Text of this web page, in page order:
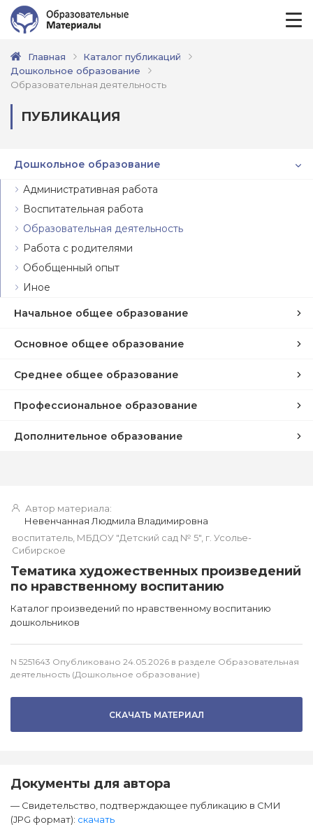
Главная
Каталог публикаций
Дошкольное образование
Образовательная деятельность
ПУБЛИКАЦИЯ
Дошкольное образование
Административная работа
Воспитательная работа
Образовательная деятельность
Работа с родителями
Обобщенный опыт
Иное
Начальное общее образование
Основное общее образование
Среднее общее образование
Профессиональное образование
Дополнительное образование
Автор материала:
Невенчанная Людмила Владимировна
воспитатель, МБДОУ "Детский сад № 5", г. Усолье-
Сибирское
Тематика художественных произведений
по нравственному воспитанию
Каталог произведений по нравственному воспитанию
дошкольников
N 5251643 Опубликовано 24.05.2026 в разделе Образовательная
деятельность (Дошкольное образование)
СКАЧАТЬ МАТЕРИАЛ
Документы для автора
— Свидетельство, подтверждающее публикацию в СМИ
(JPG формат): скачать